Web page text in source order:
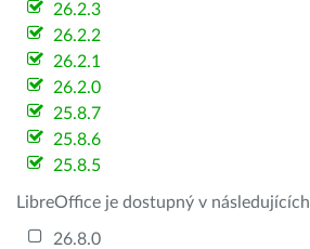
26.2.3
26.2.2
26.2.1
26.2.0
25.8.7
25.8.6
25.8.5
LibreOffice je dostupný v následujících
26.8.0